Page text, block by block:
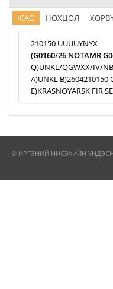
ICAO НӨХЦӨЛ
210150 UUUUYNYX
(G0160/26 NOTAMR
Q)UNKL/QGWXX/IV/
A)UNKL B)2604210150
E)KRASNOYARSK FIR
© ИРГЭНИЙ НИСЭХИЙН